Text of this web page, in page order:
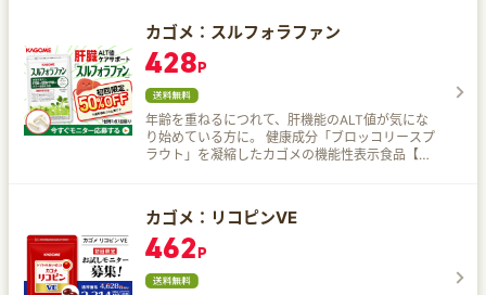
サポート。困ったときも安心
カゴメ：スルフォラファン
428P
年齢を重ねるにつれて、肝機能のALT値が気にな
り始めている方に。 健康成分「ブロッコリースプ
ラウト」を凝縮したカゴメの機能性表示食品【ス
守ることが必要です。 まずは手軽に続けられる
【スルフォラファン】で肝臓ALT値ケアを始めま
しょう。
カゴメ：リコピンVE
462P